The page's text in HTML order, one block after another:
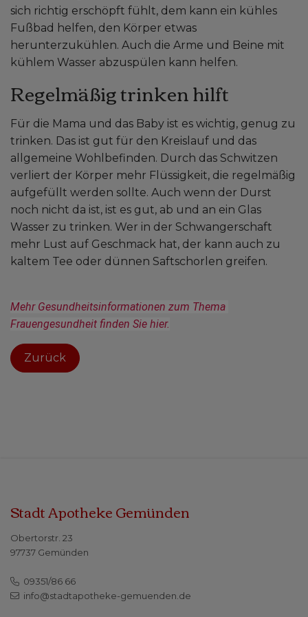
Zurück
sich richtig erschöpft fühlt, dem kann ein kühles
Fußbad helfen, den Körper etwas
herunterzukühlen. Auch die Arme und Beine mit
kühlem Wasser abzuspülen kann helfen.
Regelmäßig trinken hilft
Für die Mama und das Baby ist es wichtig, genug zu
trinken. Das ist gut für den Kreislauf und das
allgemeine Wohlbefinden. Durch das Schwitzen
verliert der Körper mehr Flüssigkeit, die regelmäßig
aufgefüllt werden sollte. Auch wenn der Durst
noch nicht da ist, ist es gut, ab und an ein Glas
Wasser zu trinken. Wer in der Schwangerschaft
mehr Lust auf Geschmack hat, der kann auch zu
kaltem Tee oder dünnen Saftschorlen greifen.
Mehr Gesundheitsinformationen zum Thema
Frauengesundheit finden Sie hier.
Stadt Apotheke Gemünden
Obertorstr. 23
97737 Gemünden
09351/86 66
info@stadtapotheke-gemuenden.de